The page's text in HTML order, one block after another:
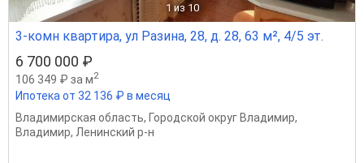
1 из 10
3-комн квартира, ул Разина, 28, д. 28, 63 м², 4/5 эт.
6 700 000 ₽
106 349 ₽ за м2
Ипотека от 32 136 ₽ в месяц
Владимирская область, Городской округ Владимир,
Владимир, Ленинский р-н